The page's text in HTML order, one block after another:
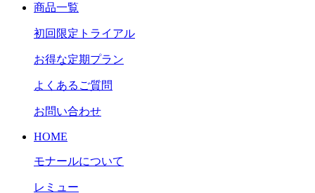
商品一覧
初回限定トライアル
お得な定期プラン
よくあるご質問
お問い合わせ
HOME
モナールについて
レミュー